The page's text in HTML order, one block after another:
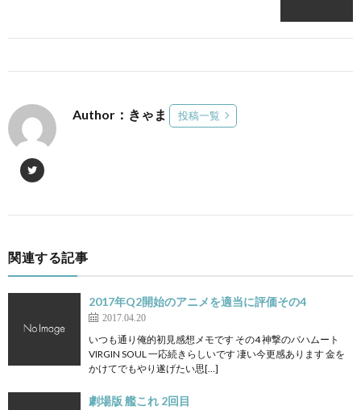
Author：きゃま 投稿一覧
関連する記事
2017年Q2開始のアニメを適当に評価その4
2017.04.20
いつも通り俺的初見感想メモです その4 神撃のバハムート
VIRGIN SOUL 一応続きらしいです 凄い今更感あります 金を
かけてでもやり遂げたい思[…]
劇場版 艦これ 2回目